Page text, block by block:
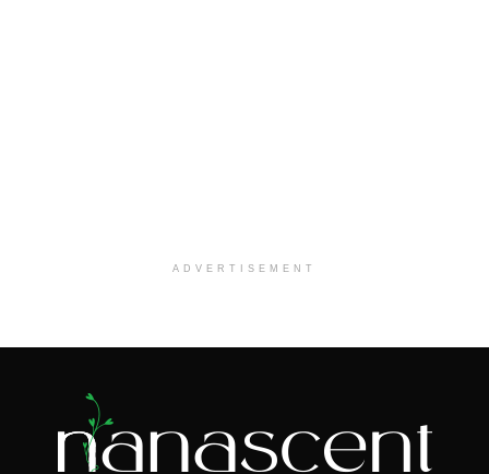
ADVERTISEMENT